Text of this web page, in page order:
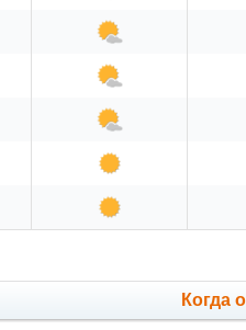
Когда